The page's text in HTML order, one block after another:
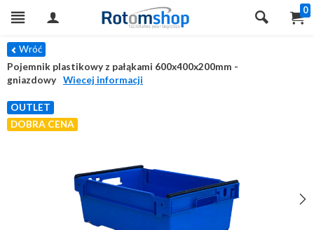
0
Wróć
Pojemnik plastikowy z pałąkami 600x400x200mm -
gniazdowy
Wiecej informacji
OUTLET
DOBRA CENA